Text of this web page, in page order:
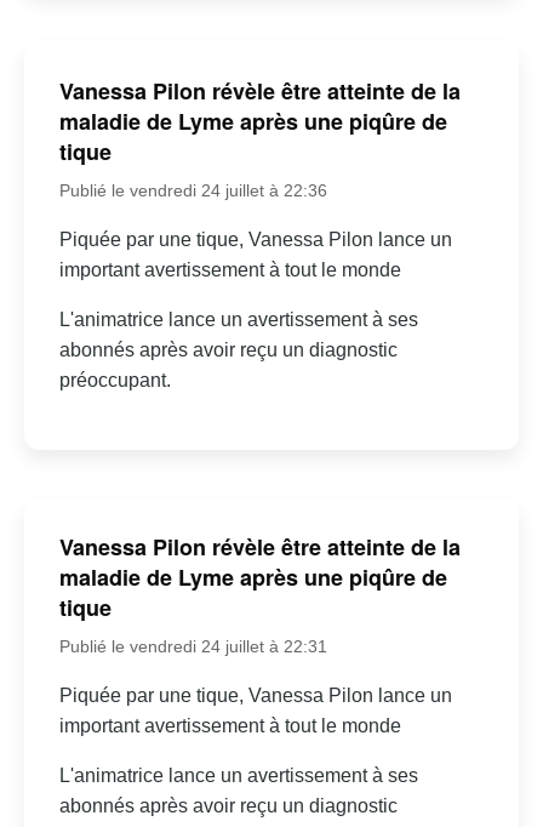
Vanessa Pilon révèle être atteinte de la
maladie de Lyme après une piqûre de
tique
Publié le vendredi 24 juillet à 22:36
Piquée par une tique, Vanessa Pilon lance un
important avertissement à tout le monde
L'animatrice lance un avertissement à ses
abonnés après avoir reçu un diagnostic
préoccupant.
Vanessa Pilon révèle être atteinte de la
maladie de Lyme après une piqûre de
tique
Publié le vendredi 24 juillet à 22:31
Piquée par une tique, Vanessa Pilon lance un
important avertissement à tout le monde
L'animatrice lance un avertissement à ses
abonnés après avoir reçu un diagnostic